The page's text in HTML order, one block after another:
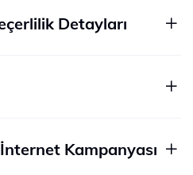
Detayları
Kampanyası